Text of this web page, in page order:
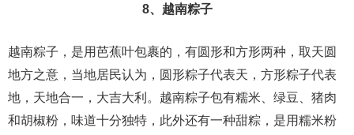
8、越南粽子
越南粽子，是用芭蕉叶包裹的，有圆形和方形两种，取天圆
地方之意，当地居民认为，圆形粽子代表天，方形粽子代表
地，天地合一，大吉大利。越南粽子包有糯米、绿豆、猪肉
和胡椒粉，味道十分独特，此外还有一种甜粽，是用糯米粉